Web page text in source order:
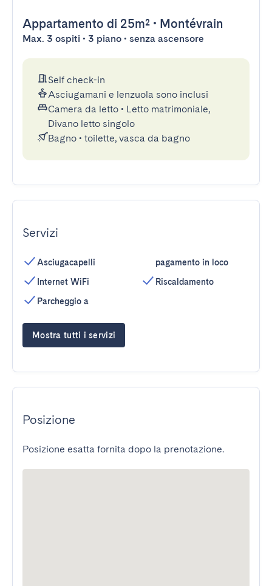
Appartamento di 25m² • Montévrain
Max. 3 ospiti • 3 piano • senza ascensore
Self check-in
Asciugamani e lenzuola sono inclusi
Camera da letto • Letto matrimoniale,
Divano letto singolo
Bagno • toilette, vasca da bagno
Servizi
Asciugacapelli
Internet WiFi
Parcheggio a
pagamento in loco
Riscaldamento
Mostra tutti i servizi
Posizione
Posizione esatta fornita dopo la prenotazione.